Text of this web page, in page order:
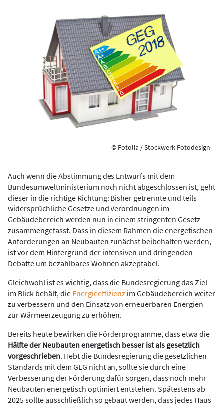
© Fotolia / Stockwerk-Fotodesign
Auch wenn die Abstimmung des Entwurfs mit dem
Bundesumweltministerium noch nicht abgeschlossen ist, geht
dieser in die richtige Richtung: Bisher getrennte und teils
widersprüchliche Gesetze und Verordnungen im
Gebäudebereich werden nun in einem stringenten Gesetz
zusammengefasst. Dass in diesem Rahmen die energetischen
Anforderungen an Neubauten zunächst beibehalten werden,
ist vor dem Hintergrund der intensiven und dringenden
Debatte um bezahlbares Wohnen akzeptabel.
Gleichwohl ist es wichtig, dass die Bundesregierung das Ziel
im Blick behält, die Energieeffizienz im Gebäudebereich weiter
zu verbessern und den Einsatz von erneuerbaren Energien
zur Wärmeerzeugung zu erhöhen.
Bereits heute bewirken die Förderprogramme, dass etwa die
Hälfte der Neubauten energetisch besser ist als gesetzlich
vorgeschrieben. Hebt die Bundesregierung die gesetzlichen
Standards mit dem GEG nicht an, sollte sie durch eine
Verbesserung der Förderung dafür sorgen, dass noch mehr
Neubauten energetisch optimiert entstehen. Spätestens ab
2025 sollte ausschließlich so gebaut werden, dass jedes Haus